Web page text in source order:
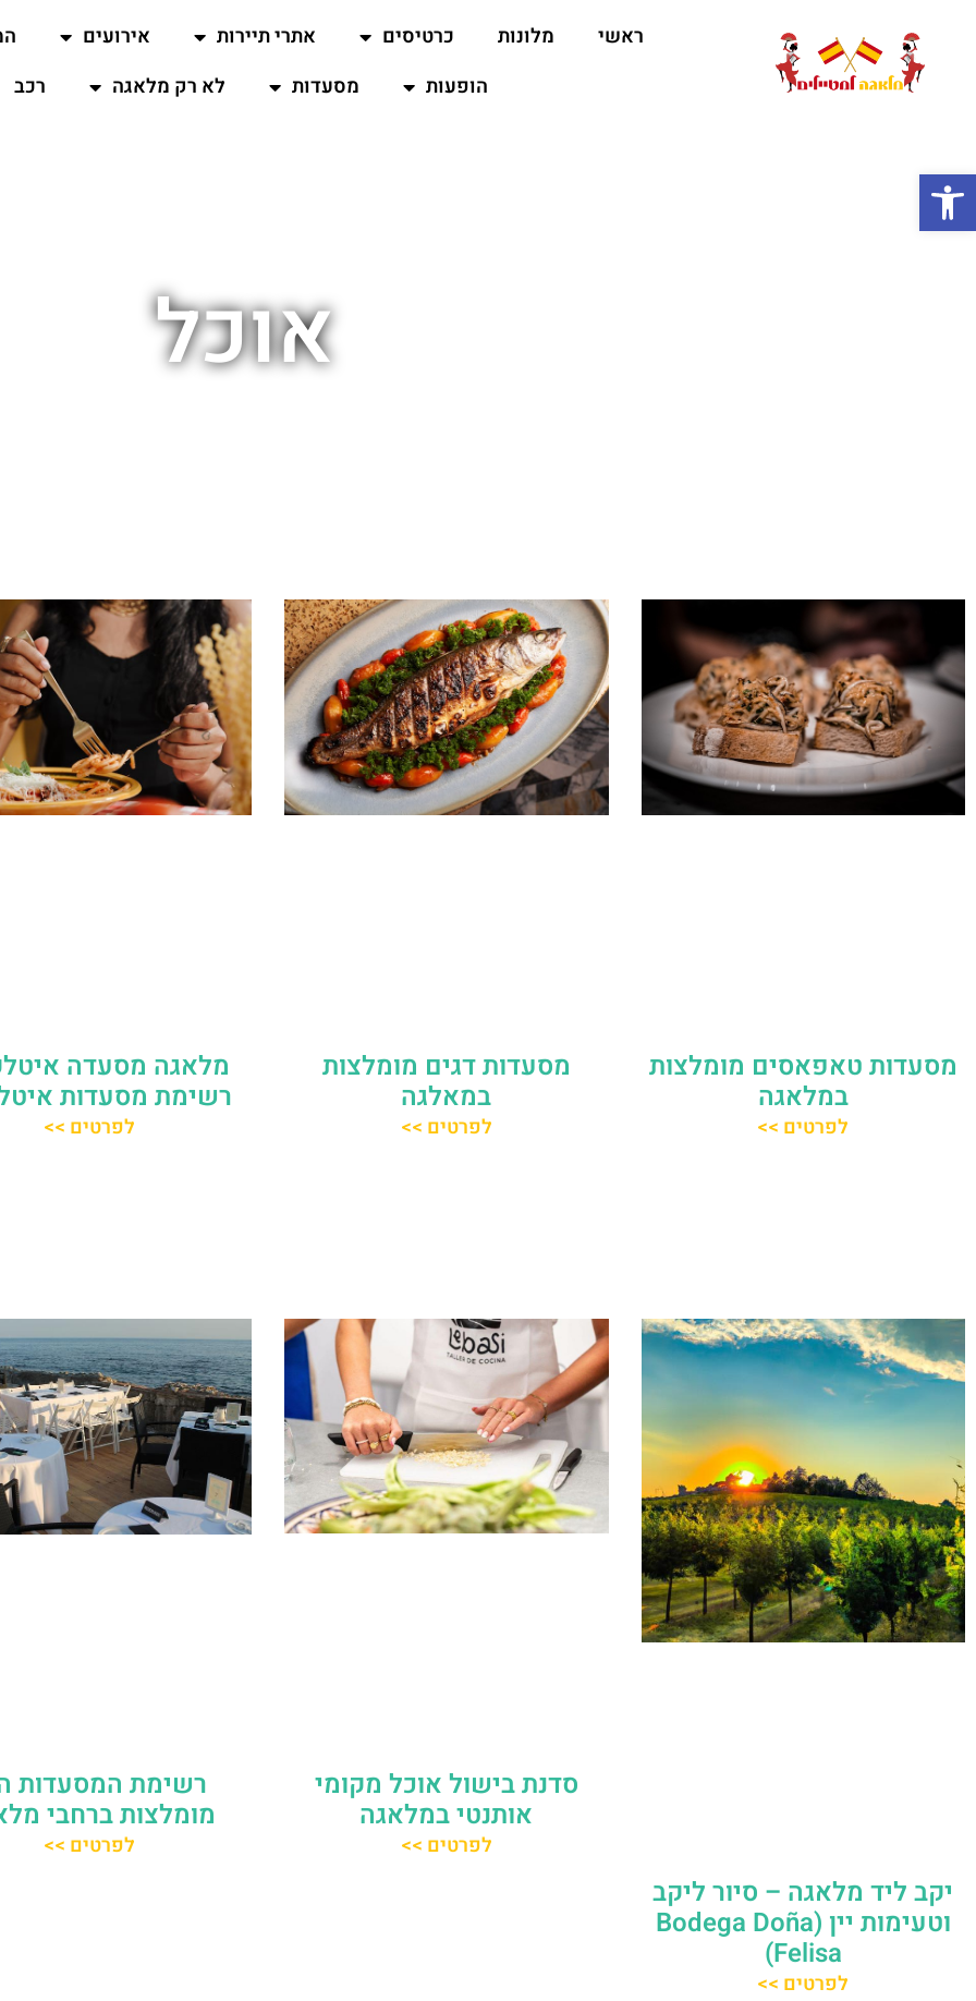
ראשי מלונות כרטיסים אתרי תיירות אירועים
הופעות
מסעדות לא רק מלאגה רכב
אוכל
מסעדות טאפאסים מומלצות
במלאגה
לפרטים >>
מסעדות דגים מומלצות
במאלגה
לפרטים >>
מלאגה מסעדה
רשימת מסעדות
לפרטים >>
יקב ליד מלאגה – סיור ליקב
וטעימות יין (Bodega Doña
Felisa)
לפרטים >>
סדנת בישול אוכל מקומי
אותנטי במלאגה
לפרטים >>
רשימת המסעדות
מומלצות ברחבי
לפרטים >>
פתח סרגל נגישות